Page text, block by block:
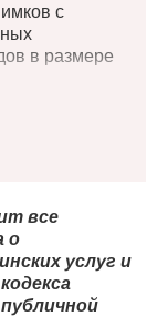
с
в размере
все
о
услуг и